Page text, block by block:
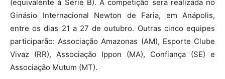
(equivalente à Série B). A competição será realizada no
Ginásio Internacional Newton de Faria, em Anápolis,
entre os dias 21 a 27 de outubro. Outras cinco equipes
participarão: Associação Amazonas (AM), Esporte Clube
Vivaz (RR), Associação Ippon (MA), Confiança (SE) e
Associação Mutum (MT).